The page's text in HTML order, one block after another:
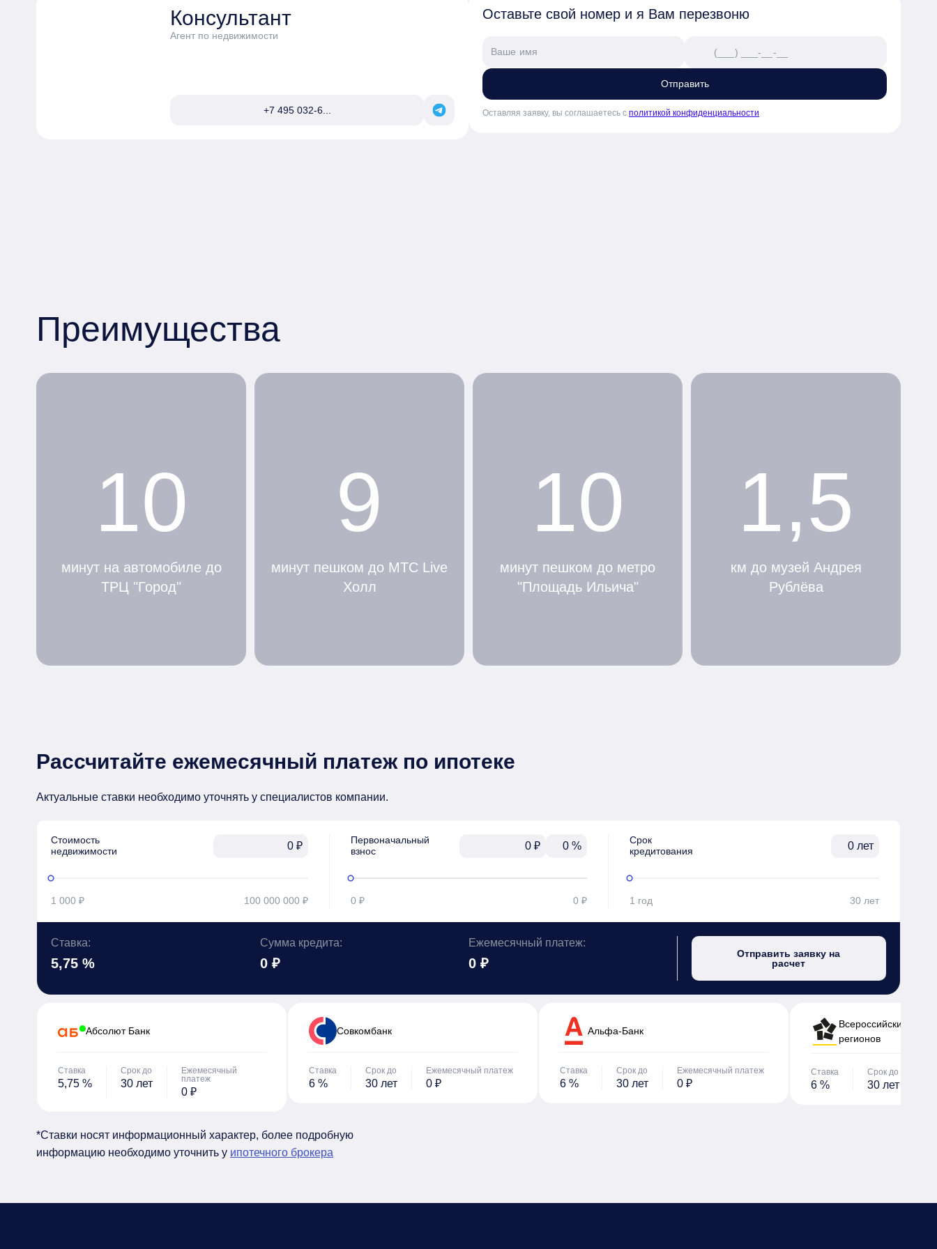
Консультант
Агент по недвижимости
+7 495 032-6...
Оставьте свой номер и я Вам перезвоню
Отправить
Оставляя заявку, вы соглашаетесь с политикой конфиденциальности
Преимущества
10
минут на автомобиле до
ТРЦ "Город"
9
минут пешком до МТС Live
Холл
10
минут пешком до метро
"Площадь Ильича"
1,5
км до музей Андрея
Рублёва
Рассчитайте ежемесячный платеж по ипотеке
Актуальные ставки необходимо уточнять у специалистов компании.
Стоимость
недвижимости
₽
1 000 ₽ 100 000 000 ₽
Первоначальный
взнос
₽ %
0 ₽ 0 ₽
Срок
кредитования
лет
1 год 30 лет
Ставка:
5,75 %
Сумма кредита:
0 ₽
Ежемесячный платеж:
0 ₽
Отправить заявку на
расчет
Абсолют Банк
Ставка
5,75 %
Срок до
30 лет
Ежемесячный
платеж
0 ₽
Cовкомбанк
Ставка
6 %
Срок до
30 лет
Ежемесячный платеж
0 ₽
Альфа-Банк
Ставка
6 %
Срок до
30 лет
Ежемесячный платеж
0 ₽
Всероссийский банк
регионов
Ставка
6 %
Срок до
30 лет
*Ставки носят информационный характер, более подробную
информацию необходимо уточнить у ипотечного брокера